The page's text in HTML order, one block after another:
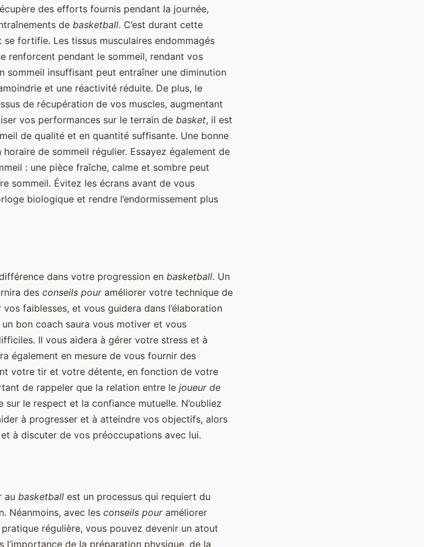
des efforts fournis pendant la journée,
de basketball. C’est durant cette
fortifie. Les tissus musculaires endommagés
renforcent pendant le sommeil, rendant vos
sommeil insuffisant peut entraîner une diminution
et une réactivité réduite. De plus, le
de récupération de vos muscles, augmentant
vos performances sur le terrain de basket, il est
de qualité et en quantité suffisante. Une bonne
de sommeil régulier. Essayez également de
: une pièce fraîche, calme et sombre peut
sommeil. Évitez les écrans avant de vous
biologique et rendre l’endormissement plus
dans votre progression en basketball. Un
des conseils pouraméliorer votre technique de
faiblesses, et vous guidera dans l’élaboration
bon coach saura vous motiver et vous
Il vous aidera à gérer votre stress et à
également en mesure de vous fournir des
votre tir et votre détente, en fonction de votre
de rappeler que la relation entre le joueur de
le respect et la confiance mutuelle. N’oubliez
à progresser et à atteindre vos objectifs, alors
à discuter de vos préoccupations avec lui.
au basketball est un processus qui requiert du
Néanmoins, avec les conseils pouraméliorer
régulière, vous pouvez devenir un atout
l’importance de la préparation physique, de la